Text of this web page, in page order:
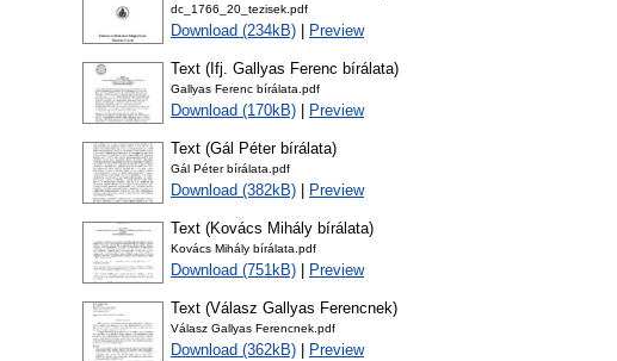
dc_1766_20_tezisek.pdf
Download (234kB) Preview
Text (Ifj. Gallyas Ferenc bírálata)
Gallyas Ferenc bírálata.pdf
Download (170kB) Preview
Text (Gál Péter bírálata)
Gál Péter bírálata.pdf
Download (382kB) Preview
Text (Kovács Mihály bírálata)
Kovács Mihály bírálata.pdf
Download (751kB) Preview
Text (Válasz Gallyas Ferencnek)
Válasz Gallyas Ferencnek.pdf
Download (362kB) Preview